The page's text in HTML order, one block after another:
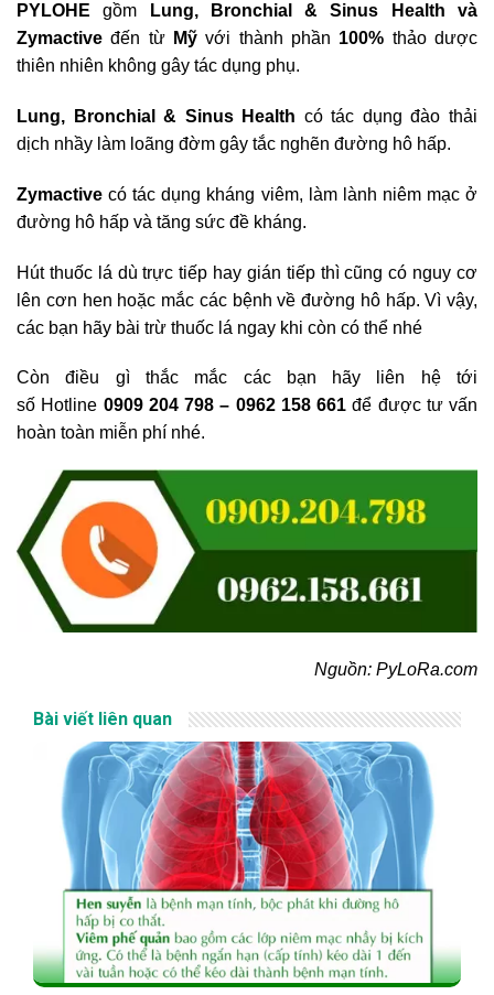
PYLOHE gồm
Lung, Bronchial & Sinus Health và
Zymactive đến từ Mỹ với thành phần 100% thảo dược
thiên nhiên không gây tác dụng phụ.
Lung, Bronchial & Sinus Health có tác dụng đào thải
dịch nhầy làm loãng đờm gây tắc nghẽn đường hô hấp.
Zymactive có tác dụng kháng viêm, làm lành niêm mạc ở
đường hô hấp và tăng sức đề kháng.
Hút thuốc lá dù trực tiếp hay gián tiếp thì cũng có nguy cơ
lên cơn hen hoặc mắc các bệnh về đường hô hấp. Vì vậy,
các bạn hãy bài trừ thuốc lá ngay khi còn có thể nhé
Còn điều gì thắc mắc các bạn hãy liên hệ tới
số Hotline 0909 204 798 – 0962 158 661 để được tư vấn
hoàn toàn miễn phí nhé.
Nguồn: PyLoRa.com
Bài viết liên quan